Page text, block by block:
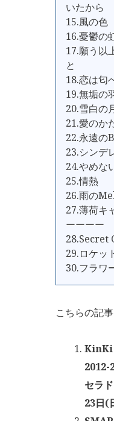
いたから
15.風の色
16.憂鬱の
17.願う以
と
18.恋は匂
19.無垢の
20.雪白の
21.愛のか
22.永遠の
23.シンデ
24.やめな
25.情熱
26.雨の
27.薄荷キ
ーーーー
28.Secret
29.ロケッ
30.フラワ
こちらの記
KinKi
2012-
セラ
23日(